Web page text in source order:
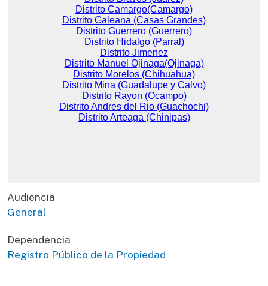
Audiencia
General
Dependencia
Registro Público de la Propiedad